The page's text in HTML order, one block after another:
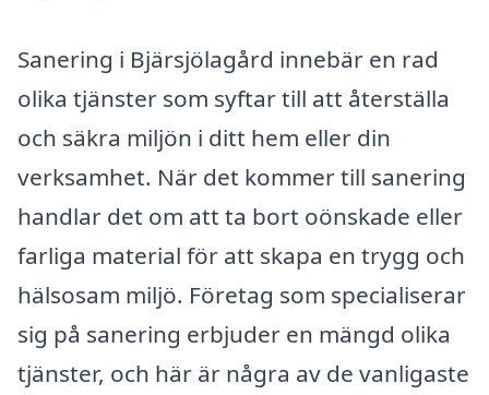
Sanering i Bjärsjölagård innebär en rad
olika tjänster som syftar till att återställa
och säkra miljön i ditt hem eller din
verksamhet. När det kommer till sanering
handlar det om att ta bort oönskade eller
farliga material för att skapa en trygg och
hälsosam miljö. Företag som specialiserar
sig på sanering erbjuder en mängd olika
tjänster, och här är några av de vanligaste